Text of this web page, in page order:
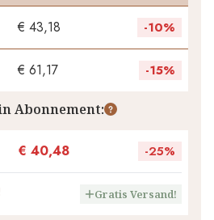
€ 43,18 -10%
€ 61,17 -15%
Rabatt
Abonnement:
€ 40,48 -25%
Gratis Versand!